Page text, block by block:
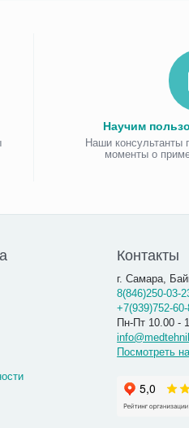
Научим
Наши консультанты
моменты о
Контакты
г. Самара,
8(846)250-03-
+7(939)752-
Пн-Пт 10.00 -
Посмотреть